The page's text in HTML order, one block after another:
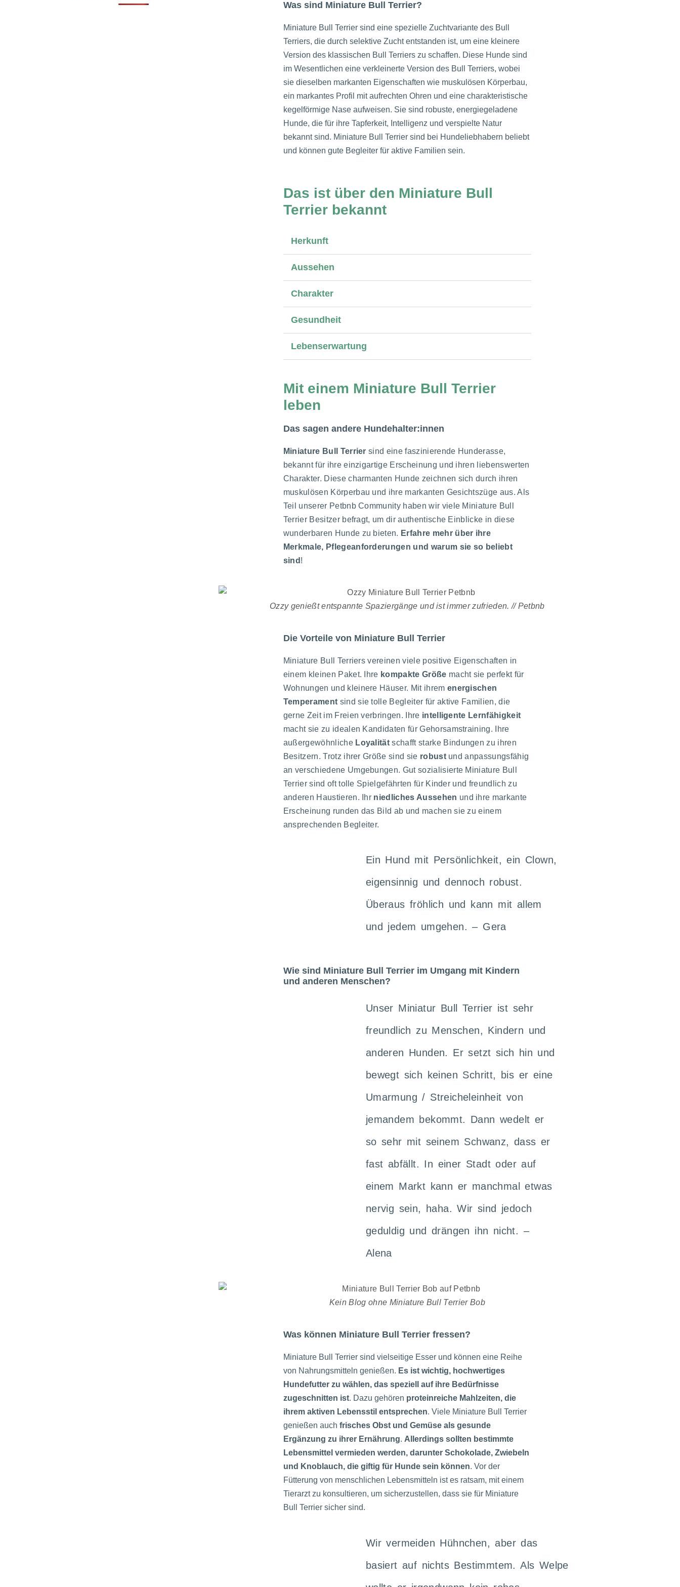
Was sind Miniature Bull Terrier?
Miniature Bull Terrier sind eine spezielle Zuchtvariante des Bull
Terriers, die durch selektive Zucht entstanden ist, um eine kleinere
Version des klassischen Bull Terriers zu schaffen. Diese Hunde sind
im Wesentlichen eine verkleinerte Version des Bull Terriers, wobei
sie dieselben markanten Eigenschaften wie muskulösen Körperbau,
ein markantes Profil mit aufrechten Ohren und eine charakteristische
kegelförmige Nase aufweisen. Sie sind robuste, energiegeladene
Hunde, die für ihre Tapferkeit, Intelligenz und verspielte Natur
bekannt sind. Miniature Bull Terrier sind bei Hundeliebhabern beliebt
und können gute Begleiter für aktive Familien sein.
Das ist über den Miniature Bull
Terrier bekannt
Herkunft
Aussehen
Charakter
Gesundheit
Lebenserwartung
Mit einem Miniature Bull Terrier
leben
Das sagen andere Hundehalter:innen
Miniature Bull Terrier sind eine faszinierende Hunderasse,
bekannt für ihre einzigartige Erscheinung und ihren liebenswerten
Charakter. Diese charmanten Hunde zeichnen sich durch ihren
muskulösen Körperbau und ihre markanten Gesichtszüge aus. Als
Teil unserer Petbnb Community haben wir viele Miniature Bull
Terrier Besitzer befragt, um dir authentische Einblicke in diese
wunderbaren Hunde zu bieten. Erfahre mehr über ihre
Merkmale, Pflegeanforderungen und warum sie so beliebt
sind !
Ozzy genießt entspannte Spaziergänge und ist immer zufrieden. // Petbnb
Die Vorteile von Miniature Bull Terrier
Miniature Bull Terriers vereinen viele positive Eigenschaften in
einem kleinen Paket. Ihre kompakte Größe macht sie perfekt für
Wohnungen und kleinere Häuser. Mit ihrem energischen
Temperament sind sie tolle Begleiter für aktive Familien, die
gerne Zeit im Freien verbringen. Ihre intelligente Lernfähigkeit
macht sie zu idealen Kandidaten für Gehorsamstraining. Ihre
außergewöhnliche Loyalität schafft starke Bindungen zu ihren
Besitzern. Trotz ihrer Größe sind sie robustund anpassungsfähig
an verschiedene Umgebungen. Gut sozialisierte Miniature Bull
Terrier sind oft tolle Spielgefährten für Kinder und freundlich zu
anderen Haustieren. Ihr niedliches Aussehen und ihre markante
Erscheinung runden das Bild ab und machen sie zu einem
ansprechenden Begleiter.
Ein Hund mit Persönlichkeit, ein Clown,
eigensinnig und dennoch robust.
Überaus fröhlich und kann mit allem
und jedem umgehen. – Gera
Wie sind Miniature Bull Terrier im Umgang mit Kindern
und anderen Menschen?
Unser Miniatur Bull Terrier ist sehr
freundlich zu Menschen, Kindern und
anderen Hunden. Er setzt sich hin und
bewegt sich keinen Schritt, bis er eine
Umarmung / Streicheleinheit von
jemandem bekommt. Dann wedelt er
so sehr mit seinem Schwanz, dass er
fast abfällt. In einer Stadt oder auf
einem Markt kann er manchmal etwas
nervig sein, haha. Wir sind jedoch
geduldig und drängen ihn nicht. –
Alena
Kein Blog ohne Miniature Bull Terrier Bob
Was können Miniature Bull Terrier fressen?​
Miniature Bull Terrier sind vielseitige Esser und können eine Reihe
von Nahrungsmitteln genießen. Es ist wichtig, hochwertiges
Hundefutter zu wählen, das speziell auf ihre Bedürfnisse
zugeschnitten ist. Dazu gehören proteinreiche Mahlzeiten, die
ihrem aktiven Lebensstil entsprechen. Viele Miniature Bull Terrier
genießen auch frisches Obst und Gemüse als gesunde
Ergänzung zu ihrer Ernährung. Allerdings sollten bestimmte
Lebensmittel vermieden werden, darunter Schokolade, Zwiebeln
und Knoblauch, die giftig für Hunde sein können. Vor der
Fütterung von menschlichen Lebensmitteln ist es ratsam, mit einem
Tierarzt zu konsultieren, um sicherzustellen, dass sie für Miniature
Bull Terrier sicher sind.
Wir vermeiden Hühnchen, aber das
basiert auf nichts Bestimmtem. Als Welpe